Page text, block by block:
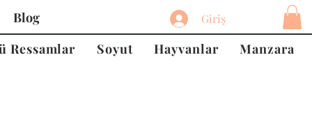
Giriş
Blog
Ressamlar Soyut Hayvanlar Manzara